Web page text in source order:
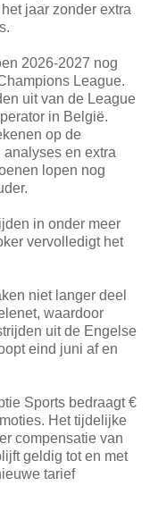
jaar zonder extra
2026-2027 nog
League.
uit van de League
in België.
op de
en extra
lopen nog
in onder meer
vervolledigt het
niet langer deel
waardoor
uit de Engelse
eind juni af en
Sports bedraagt €
Het tijdelijke
compensatie van
geldig tot en met
tarief